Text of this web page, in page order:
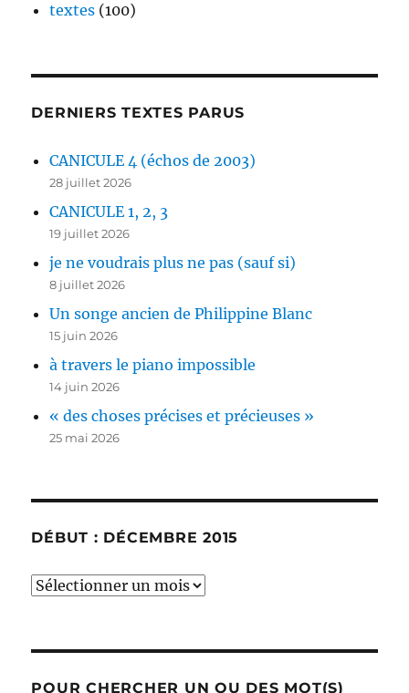
textes (100)
DERNIERS TEXTES PARUS
CANICULE 4 (échos de 2003)
28 juillet 2026
CANICULE 1, 2, 3
19 juillet 2026
je ne voudrais plus ne pas (sauf si)
8 juillet 2026
Un songe ancien de Philippine Blanc
15 juin 2026
à travers le piano impossible
14 juin 2026
« des choses précises et précieuses »
25 mai 2026
DÉBUT : DÉCEMBRE 2015
début
POUR CHERCHER UN OU DES MOT(S)